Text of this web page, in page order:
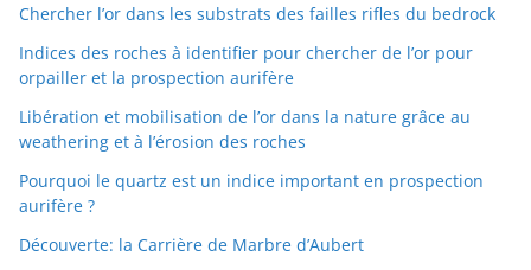
Chercher l’or dans les substrats des failles rifles du bedrock
Indices des roches à identifier pour chercher de l’or pour
orpailler et la prospection aurifère
Libération et mobilisation de l’or dans la nature grâce au
weathering et à l’érosion des roches
Pourquoi le quartz est un indice important en prospection
aurifère ?
Découverte: la Carrière de Marbre d’Aubert